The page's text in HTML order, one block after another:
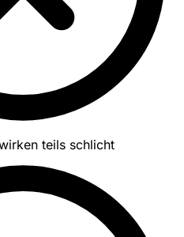
teils schlicht